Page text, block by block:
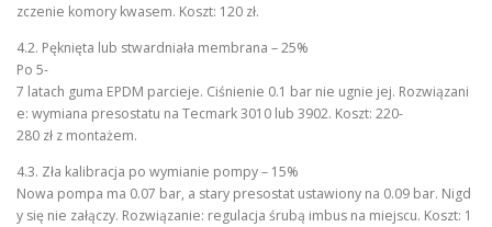
zczenie komory kwasem. Koszt: 120 zł.
4.2. Pęknięta lub stwardniała membrana – 25%
Po 5-
7 latach guma EPDM parcieje. Ciśnienie 0.1 bar nie ugnie jej. Rozwiązani
e: wymiana presostatu na Tecmark 3010 lub 3902. Koszt: 220-
280 zł z montażem.
4.3. Zła kalibracja po wymianie pompy – 15%
Nowa pompa ma 0.07 bar, a stary presostat ustawiony na 0.09 bar. Nigd
y się nie załączy. Rozwiązanie: regulacja śrubą imbus na miejscu. Koszt: 1